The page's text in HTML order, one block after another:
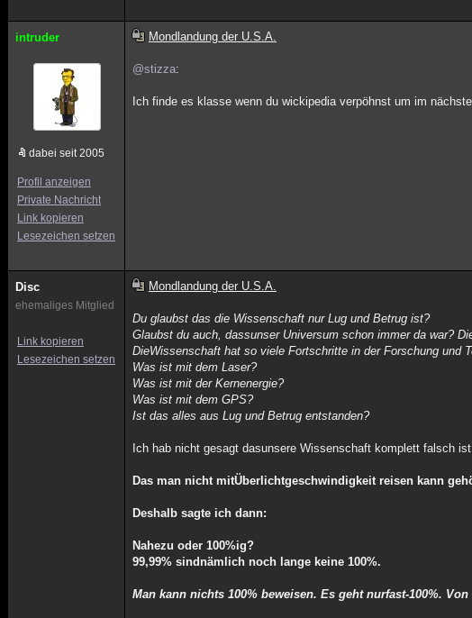
intruder
dabei seit 2005
Profil anzeigen
Private Nachricht
Link kopieren
Lesezeichen setzen
Mondlandung der U.S.A.
@stizza:
Ich finde es klasse wenn du wickipedia verpöhnst um im
Disc
ehemaliges Mitglied
Link kopieren
Lesezeichen setzen
Mondlandung der U.S.A.
Du glaubst das die Wissenschaft nur Lug und Betrug ist?
Glaubst du auch, dassunser Universum schon immer da war?
DieWissenschaft hat so viele Fortschritte in der Forschung und
Was ist mit dem Laser?
Was ist mit der Kernenergie?
Was ist mit dem GPS?
Ist das alles aus Lug und Betrug entstanden?
Ich hab nicht gesagt dasunsere Wissenschaft komplett falsch
Das man nicht mitÜberlichtgeschwindigkeit reisen kann
Deshalb sagte ich dann:
Nahezu oder 100%ig?
99,99% sindnämlich noch lange keine 100%.
Man kann nichts 100% beweisen. Es geht nurfast-100%. Von